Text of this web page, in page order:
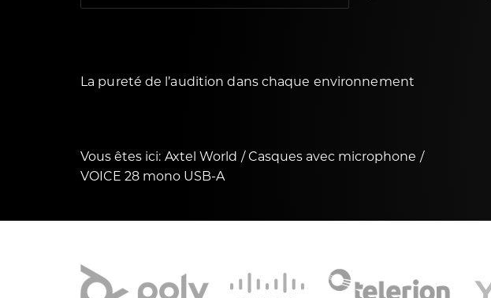
La pureté de l’audition dans chaque environnement
Vous êtes ici: Axtel World
Casques avec microphone
VOICE 28 mono USB-A